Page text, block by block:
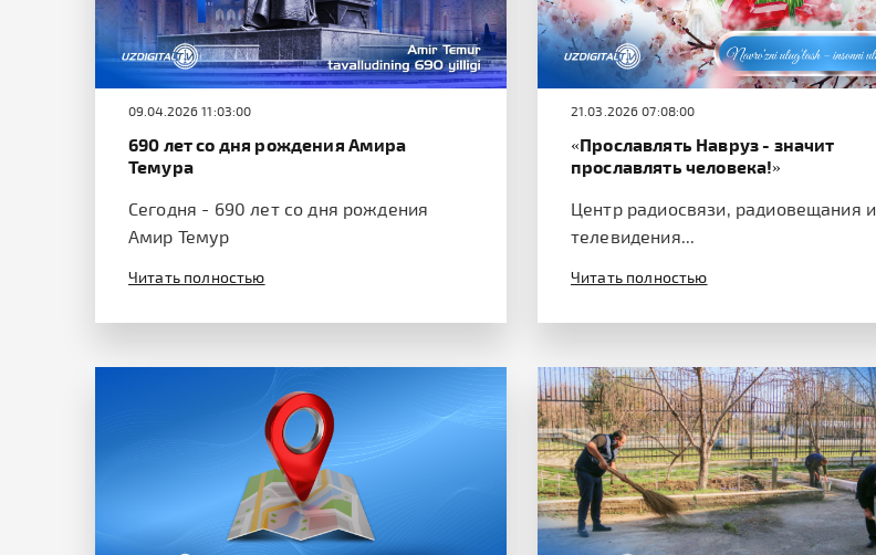
09.04.2026 11:03:00
690 лет со дня рождения Амира
Темура
Сегодня - 690 лет со дня рождения
Амир Темур
Читать полностью
21.03.2026 07:08:00
«Прославлять Навруз - значит
прославлять человека!»
Центр радиосвязи, радиовещания и
телевидения...
Читать полностью